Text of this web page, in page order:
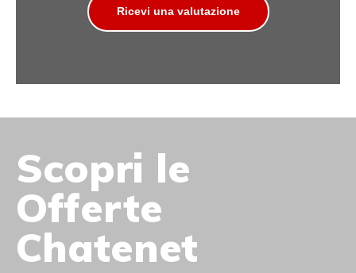
Ricevi una valutazione
Scopri le
Offerte
Chatenet